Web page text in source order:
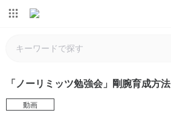
「ノーリミッツ勉強会」剛腕育成方法
動画